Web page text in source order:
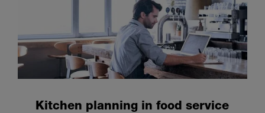
Kitchen planning in food service